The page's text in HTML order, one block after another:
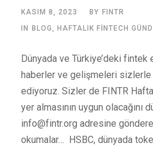
KASIM 8, 2023 BY FINTR
IN BLOG HAFTALIK FINTECH
Dünyada ve Türkiye’deki
haberler ve gelişmeleri sizlerle
ediyoruz. Sizler de FINTR
yer almasının uygun olacağını
info@fintr.org adresine
okumalar… HSBC, dünyada